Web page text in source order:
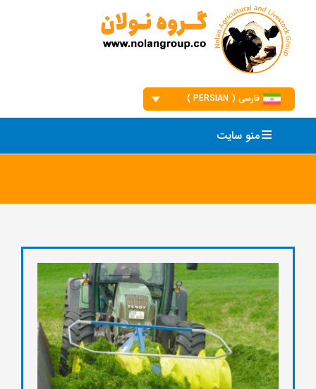
content
فارسی ( PERSIAN )
منو سایت